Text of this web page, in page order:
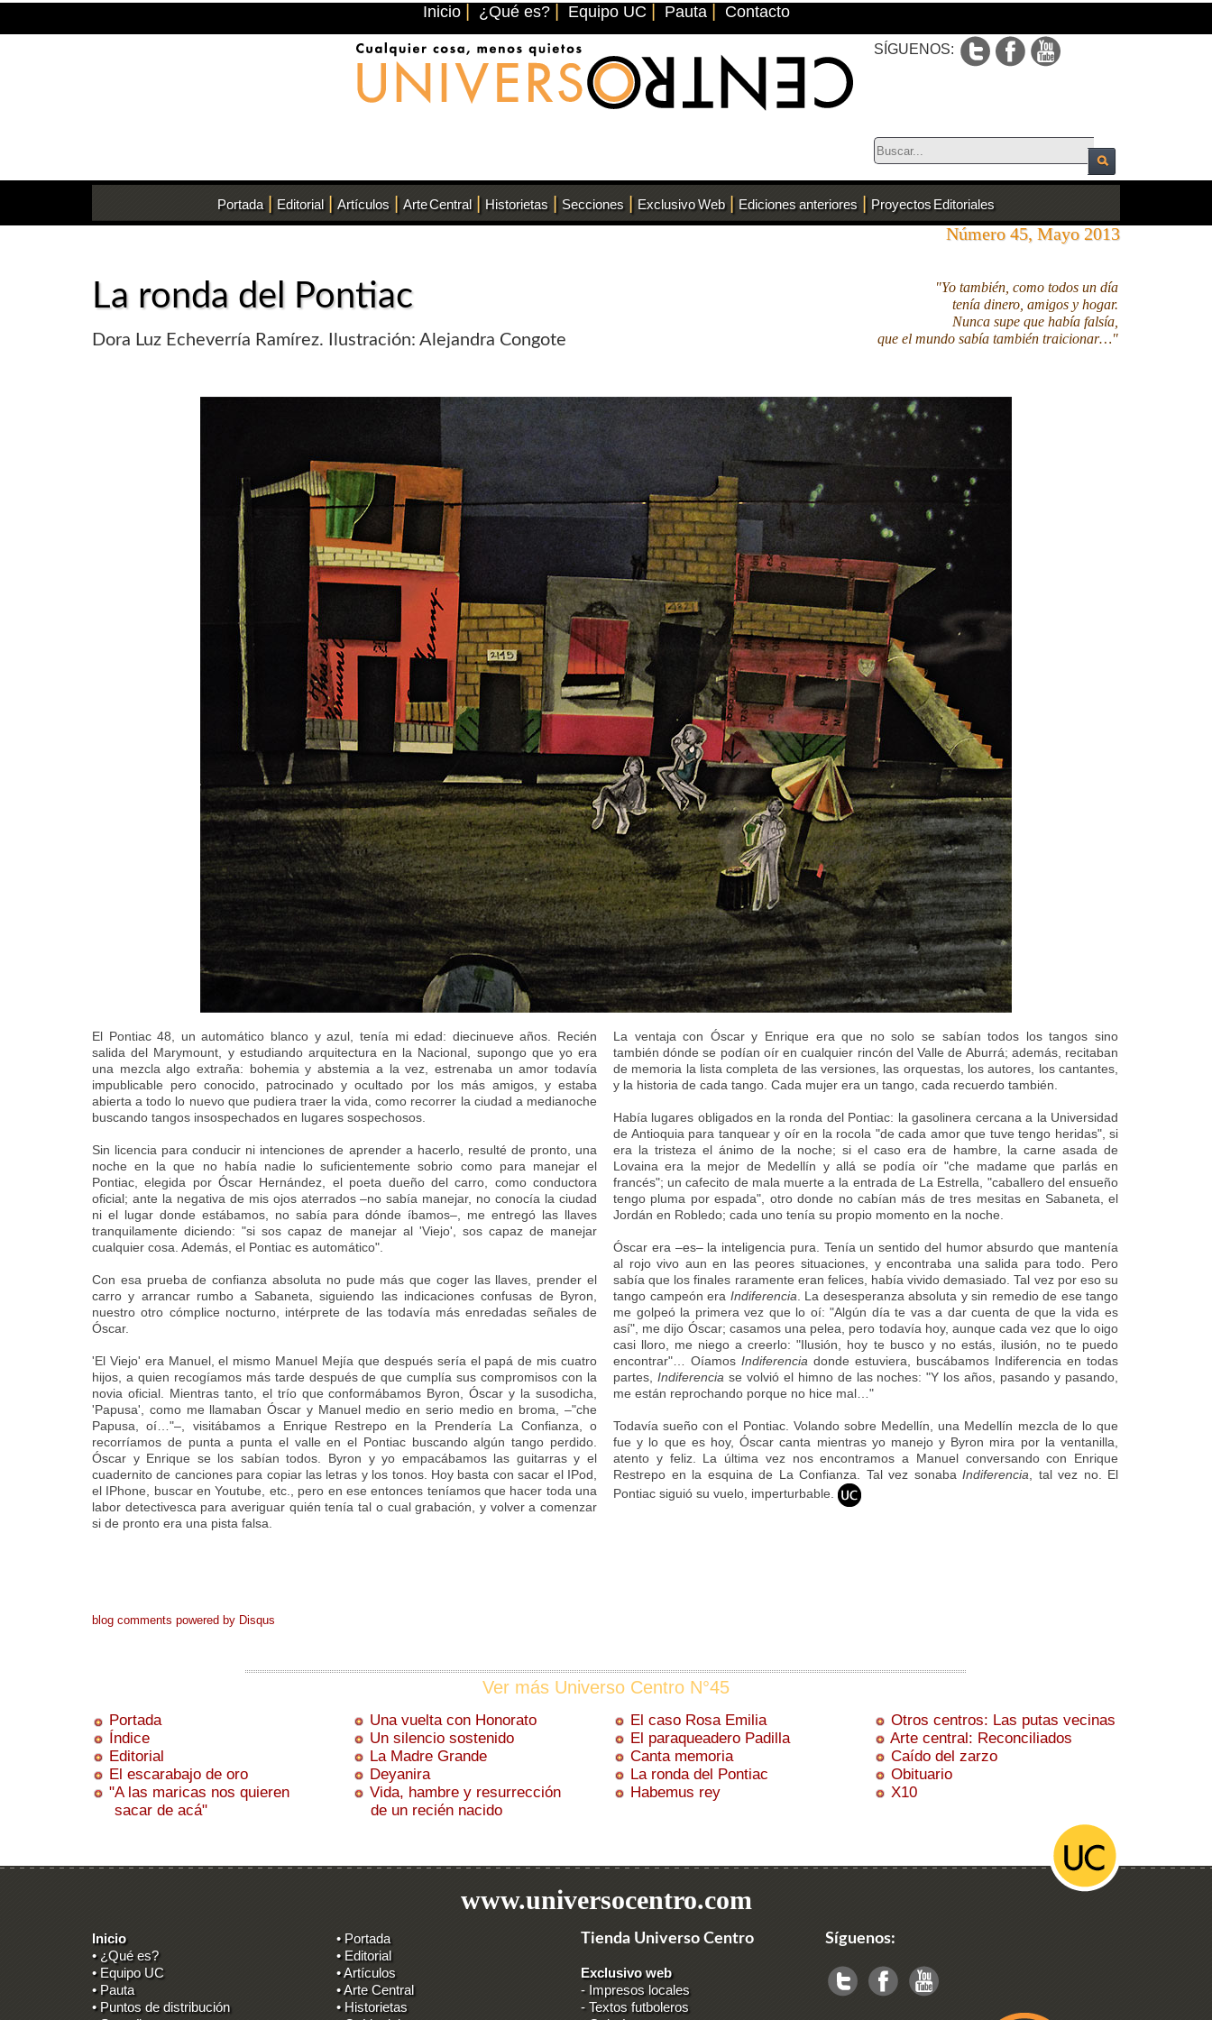
Inicio ¿Qué es? Equipo UC Pauta Contacto
SÍGUENOS:
Portada | Editorial | Artículos | Arte Central | Historietas | Secciones | Exclusivo Web | Ediciones anteriores | Proyectos Editoriales
Número 45, Mayo 2013
La ronda del Pontiac
Dora Luz Echeverría Ramírez. Ilustración: Alejandra Congote
"Yo también, como todos un día
tenía dinero, amigos y hogar.
Nunca supe que había falsía,
que el mundo sabía también traicionar…"
El Pontiac 48, un automático blanco y azul, tenía mi edad: diecinueve años. Recién
salida del Marymount, y estudiando arquitectura en la Nacional, supongo que yo era
una mezcla algo extraña: bohemia y abstemia a la vez, estrenaba un amor todavía
impublicable pero conocido, patrocinado y ocultado por los más amigos, y estaba
abierta a todo lo nuevo que pudiera traer la vida, como recorrer la ciudad a medianoche
buscando tangos insospechados en lugares sospechosos.
Sin licencia para conducir ni intenciones de aprender a hacerlo, resulté de pronto, una
noche en la que no había nadie lo suficientemente sobrio como para manejar el
Pontiac, elegida por Óscar Hernández, el poeta dueño del carro, como conductora
oficial; ante la negativa de mis ojos aterrados –no sabía manejar, no conocía la ciudad
ni el lugar donde estábamos, no sabía para dónde íbamos–, me entregó las llaves
tranquilamente diciendo: "si sos capaz de manejar al 'Viejo', sos capaz de manejar
cualquier cosa. Además, el Pontiac es automático".
Con esa prueba de confianza absoluta no pude más que coger las llaves, prender el
carro y arrancar rumbo a Sabaneta, siguiendo las indicaciones confusas de Byron,
nuestro otro cómplice nocturno, intérprete de las todavía más enredadas señales de
Óscar.
'El Viejo' era Manuel, el mismo Manuel Mejía que después sería el papá de mis cuatro
hijos, a quien recogíamos más tarde después de que cumplía sus compromisos con la
novia oficial. Mientras tanto, el trío que conformábamos Byron, Óscar y la susodicha,
'Papusa', como me llamaban Óscar y Manuel medio en serio medio en broma, –"che
Papusa, oí…"–, visitábamos a Enrique Restrepo en la Prendería La Confianza, o
recorríamos de punta a punta el valle en el Pontiac buscando algún tango perdido.
Óscar y Enrique se los sabían todos. Byron y yo empacábamos las guitarras y el
cuadernito de canciones para copiar las letras y los tonos. Hoy basta con sacar el IPod,
el IPhone, buscar en Youtube, etc., pero en ese entonces teníamos que hacer toda una
labor detectivesca para averiguar quién tenía tal o cual grabación, y volver a comenzar
si de pronto era una pista falsa.
La ventaja con Óscar y Enrique era que no solo se sabían todos los tangos sino
también dónde se podían oír en cualquier rincón del Valle de Aburrá; además, recitaban
de memoria la lista completa de las versiones, las orquestas, los autores, los cantantes,
y la historia de cada tango. Cada mujer era un tango, cada recuerdo también.
Había lugares obligados en la ronda del Pontiac: la gasolinera cercana a la Universidad
de Antioquia para tanquear y oír en la rocola "de cada amor que tuve tengo heridas", si
era la tristeza el ánimo de la noche; si el caso era de hambre, la carne asada de
Lovaina era la mejor de Medellín y allá se podía oír "che madame que parlás en
francés"; un cafecito de mala muerte a la entrada de La Estrella, "caballero del ensueño
tengo pluma por espada", otro donde no cabían más de tres mesitas en Sabaneta, el
Jordán en Robledo; cada uno tenía su propio momento en la noche.
Óscar era –es– la inteligencia pura. Tenía un sentido del humor absurdo que mantenía
al rojo vivo aun en las peores situaciones, y encontraba una salida para todo. Pero
sabía que los finales raramente eran felices, había vivido demasiado. Tal vez por eso su
tango campeón era Indiferencia . La desesperanza absoluta y sin remedio de ese tango
me golpeó la primera vez que lo oí: "Algún día te vas a dar cuenta de que la vida es
así", me dijo Óscar; casamos una pelea, pero todavía hoy, aunque cada vez que lo oigo
casi lloro, me niego a creerlo: "Ilusión, hoy te busco y no estás, ilusión, no te puedo
encontrar"… Oíamos Indiferencia donde estuviera, buscábamos Indiferencia en todas
partes, Indiferencia se volvió el himno de las noches: "Y los años, pasando y pasando,
me están reprochando porque no hice mal…"
Todavía sueño con el Pontiac. Volando sobre Medellín, una Medellín mezcla de lo que
fue y lo que es hoy, Óscar canta mientras yo manejo y Byron mira por la ventanilla,
atento y feliz. La última vez nos encontramos a Manuel conversando con Enrique
Restrepo en la esquina de La Confianza. Tal vez sonaba Indiferencia , tal vez no. El
Pontiac siguió su vuelo, imperturbable.
blog comments powered by Disqus
Ver más Universo Centro N°45
Portada
Índice
Editorial
El escarabajo de oro
"A las maricas nos quieren
sacar de acá"
Una vuelta con Honorato
Un silencio sostenido
La Madre Grande
Deyanira
Vida, hambre y resurrección
de un recién nacido
El caso Rosa Emilia
El paraqueadero Padilla
Canta memoria
La ronda del Pontiac
Habemus rey
Otros centros: Las putas vecinas
Arte central: Reconciliados
Caído del zarzo
Obituario
X10
www.universocentro.com
Inicio
• ¿Qué es?
• Equipo UC
• Pauta
• Puntos de distribución
• Portada
• Editorial
• Artículos
• Arte Central
• Historietas
Tienda Universo Centro
Exclusivo web
- Impresos locales
-Textos futboleros
Síguenos: